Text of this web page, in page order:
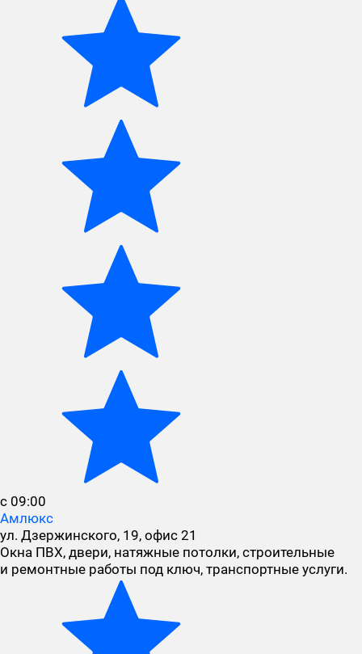
с 09:00
Амлюкс
ул. Дзержинского, 19, офис 21
Окна ПВХ, двери, натяжные потолки, строительные
и ремонтные работы под ключ, транспортные услуги.